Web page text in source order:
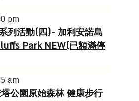
pm
列活動(四)- 加利安諾島
Park NEW(已額滿停
am
公園原始森林 健康步行